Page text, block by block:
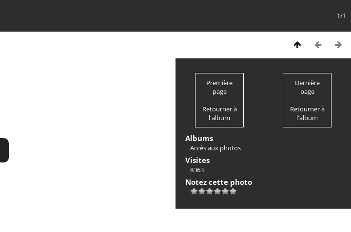
1/1
Première
page
Retourner à
l'album
Dernière
page
Retourner à
l'album
Albums
Accès aux photos
Visites
8363
Notez cette photo